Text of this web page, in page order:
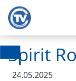
Spirit
24.05.2025